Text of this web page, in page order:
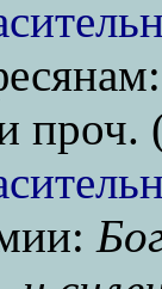
проч.